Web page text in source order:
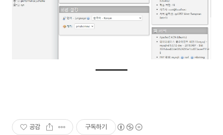
공감 구독하기